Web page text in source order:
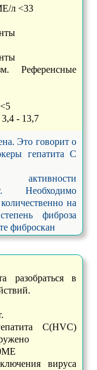
л <33
Референсные
- 13,7
Это говорит о
гепатита С
активности
Необходимо
на
фиброза
фиброскан
разобраться в
С(HVC)
вируса